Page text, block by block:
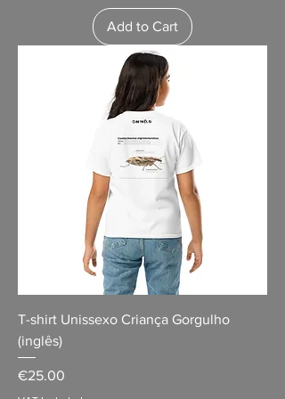
Add to Cart
T-shirt Unissexo Criança Gorgulho
(inglês)
Price
€25.00